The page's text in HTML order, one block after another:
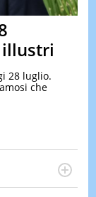
&
TEST
LE
DI
IERI
28 luglio.
che
Management